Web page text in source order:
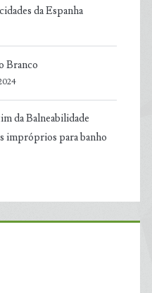
da Espanha
Branco
da Balneabilidade
impróprios para banho